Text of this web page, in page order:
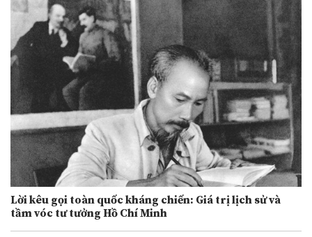
Lời kêu gọi toàn quốc kháng chiến: Giá trị lịch sử và
tầm vóc tư tưởng Hồ Chí Minh